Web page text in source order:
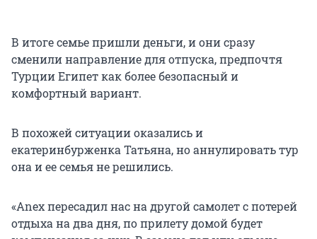
В итоге семье пришли деньги, и они сразу
сменили направление для отпуска, предпочтя
Турции Египет как более безопасный и
комфортный вариант.
В похожей ситуации оказались и
екатеринбурженка Татьяна, но аннулировать тур
она и ее семья не решились.
«Anex пересадил нас на другой самолет с потерей
отдыха на два дня, по прилету домой будет